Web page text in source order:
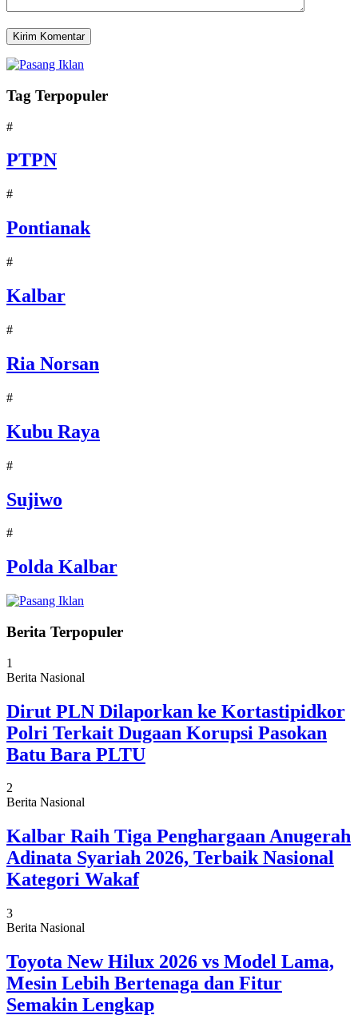
Tag Terpopuler
#
PTPN
#
Pontianak
#
Kalbar
#
Ria Norsan
#
Kubu Raya
#
Sujiwo
#
Polda Kalbar
Berita Terpopuler
1
Berita Nasional
Dirut PLN Dilaporkan ke Kortastipidkor
Polri Terkait Dugaan Korupsi Pasokan
Batu Bara PLTU
2
Berita Nasional
Kalbar Raih Tiga Penghargaan Anugerah
Adinata Syariah 2026, Terbaik Nasional
Kategori Wakaf
3
Berita Nasional
Toyota New Hilux 2026 vs Model Lama,
Mesin Lebih Bertenaga dan Fitur
Semakin Lengkap